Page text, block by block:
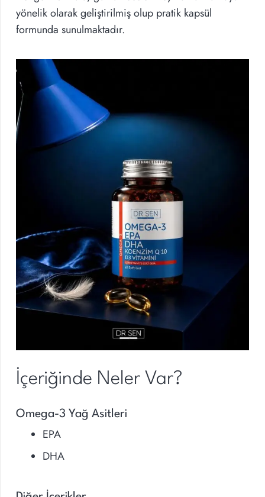
yönelik olarak geliştirilmiş olup pratik kapsül
formunda sunulmaktadır.
İçeriğinde Neler Var?
Omega-3 Yağ Asitleri
EPA
DHA